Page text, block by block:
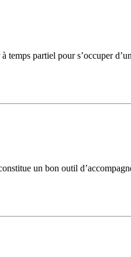
partiel pour s’occuper
un bon outil